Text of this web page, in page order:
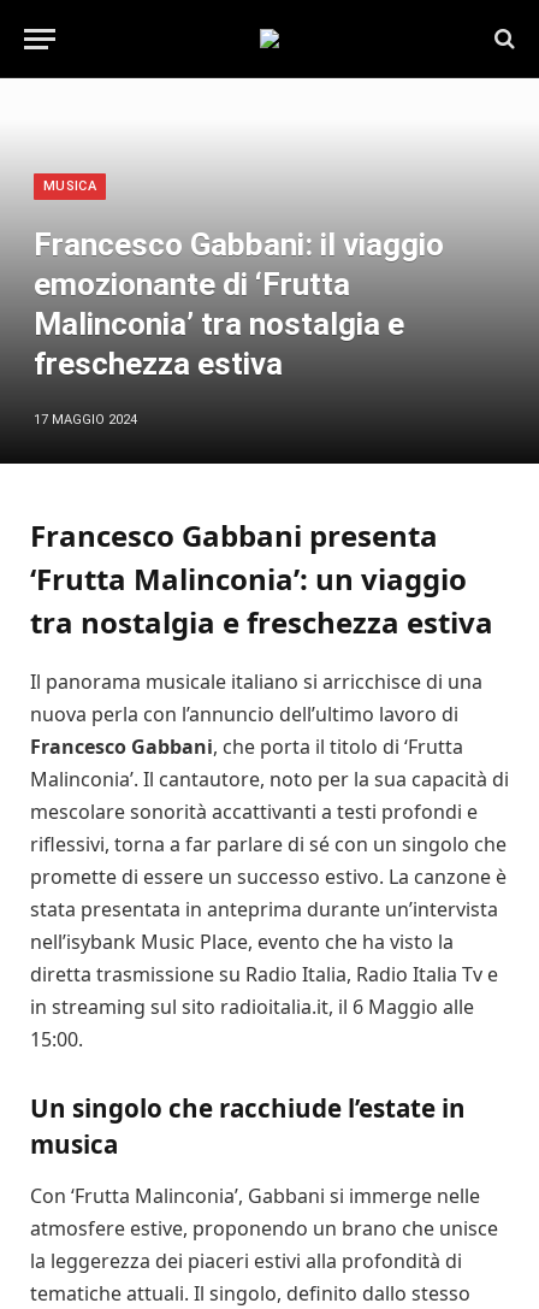
MUSICA
Francesco Gabbani: il viaggio
emozionante di ‘Frutta
Malinconia’ tra nostalgia e
freschezza estiva
17 MAGGIO 2024
Francesco Gabbani presenta
‘Frutta Malinconia’: un viaggio
tra nostalgia e freschezza estiva
Il panorama musicale italiano si arricchisce di una
nuova perla con l’annuncio dell’ultimo lavoro di
Francesco Gabbani, che porta il titolo di ‘Frutta
Malinconia’. Il cantautore, noto per la sua capacità di
mescolare sonorità accattivanti a testi profondi e
riflessivi, torna a far parlare di sé con un singolo che
promette di essere un successo estivo. La canzone è
stata presentata in anteprima durante un’intervista
nell’isybank Music Place, evento che ha visto la
diretta trasmissione su Radio Italia, Radio Italia Tv e
in streaming sul sito radioitalia.it, il 6 Maggio alle
15:00.
Un singolo che racchiude l’estate in
musica
Con ‘Frutta Malinconia’, Gabbani si immerge nelle
atmosfere estive, proponendo un brano che unisce
la leggerezza dei piaceri estivi alla profondità di
tematiche attuali. Il singolo, definito dallo stesso